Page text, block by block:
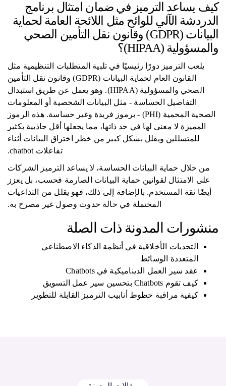
كيف يساعد الترميز في ضمان امتثال برنامج
الدردشة الآلي للوائح مثل اللائحة العامة لحماية
البيانات (GDPR) وقانون نقل التأمين الصحي
والمسؤولية (HIPAA)؟
يلعب الترميز دورًا رئيسيًا في تلبية المتطلبات التنظيمية مثل
القانون العام لحماية البيانات (GDPR) وقانون نقل التأمين
الصحي والمسؤولية (HIPAA). وهو يعمل عن طريق استبدال
التفاصيل الحساسة - مثل البيانات الشخصية أو المعلومات
الصحية المحمية (PHI) - برموز فريدة وغير حساسة. هذه الرموز
المميزة لا معنى لها في حد ذاتها، مما يجعلها أقل جاذبية بكثير
للمتسللين ويقلل بشكل كبير من خطر اختراق البيانات أثناء
تفاعلات chatbot.
من خلال حماية البيانات الحساسة، لا يساعد الترميز الشركات
على الامتثال لقوانين حماية البيانات الصارمة فحسب، بل يعزز
أيضًا ثقة المستخدم. بالإضافة إلى ذلك، فهو يقلل من التداعيات
المحتملة في حالة حدوث وصول غير مصرح به.
منشورات المدونة ذات الصلة
التحديات الأخلاقية في أنظمة الذكاء الاصطناعي
المتعددة الوسائط
عقد سير العمل الديناميكية في Chatbots
كيف تقوم Chatbots بتحسين سير عمل التسويق
كيفية مراقبة خطوط أنابيب الترميز القابلة للتطوير